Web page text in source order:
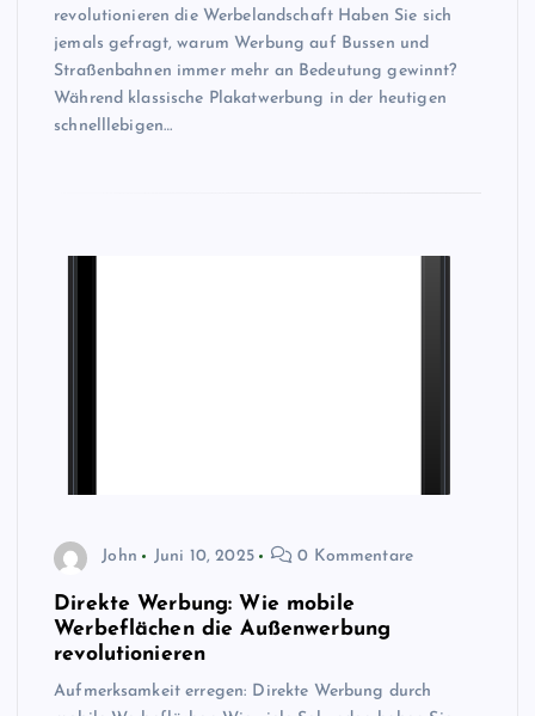
revolutionieren die Werbelandschaft Haben Sie sich
jemals gefragt, warum Werbung auf Bussen und
Straßenbahnen immer mehr an Bedeutung gewinnt?
Während klassische Plakatwerbung in der heutigen
schnelllebigen…
John Juni 10, 2025 0 Kommentare
Direkte Werbung: Wie mobile
Werbeflächen die Außenwerbung
revolutionieren
Aufmerksamkeit erregen: Direkte Werbung durch